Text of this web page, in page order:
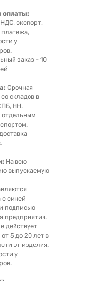
оплаты:
экспорт,
платежа,
у
заказ - 10
Срочная
складов в
НН.
отдельным
На всю
выпускаемую
с синей
подписью
предприятия.
действует
от 5 до 20 лет в
от изделия.
у